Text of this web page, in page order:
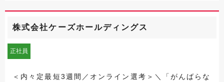
株式会社ケーズホールディングス
正社員
＜内々定最短3週間／オンライン選考＞＼「がんばらな